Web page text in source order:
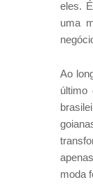
eles.
uma
Ao
último
moda